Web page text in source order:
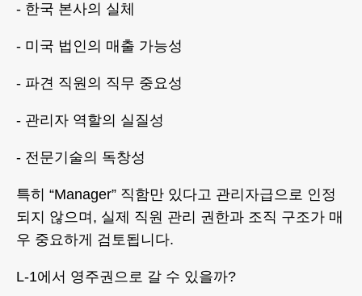
- 한국 본사의 실체
- 미국 법인의 매출 가능성
- 파견 직원의 직무 중요성
- 관리자 역할의 실질성
- 전문기술의 독창성
특히 “Manager” 직함만 있다고 관리자급으로 인정
되지 않으며, 실제 직원 관리 권한과 조직 구조가 매
우 중요하게 검토됩니다.
L-1에서 영주권으로 갈 수 있을까?